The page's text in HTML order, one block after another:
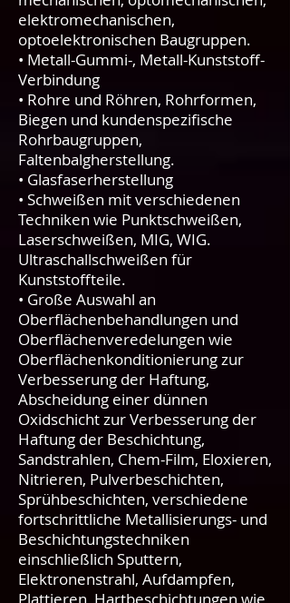
elektromechanischen,
optoelektronischen Baugruppen.
• Metall-Gummi-, Metall-Kunststoff-
Verbindung
• Rohre und Röhren, Rohrformen,
Biegen und kundenspezifische
Rohrbaugruppen,
Faltenbalgherstellung.
• Glasfaserherstellung
• Schweißen mit verschiedenen
Techniken wie Punktschweißen,
Laserschweißen, MIG, WIG.
Ultraschallschweißen für
Kunststoffteile.
• Große Auswahl an
Oberflächenbehandlungen und
Oberflächenveredelungen wie
Oberflächenkonditionierung zur
Verbesserung der Haftung,
Abscheidung einer dünnen
Oxidschicht zur Verbesserung der
Haftung der Beschichtung,
Sandstrahlen, Chem-Film, Eloxieren,
Nitrieren, Pulverbeschichten,
Sprühbeschichten, verschiedene
fortschrittliche Metallisierungs- und
Beschichtungstechniken
einschließlich Sputtern,
Elektronenstrahl, Aufdampfen,